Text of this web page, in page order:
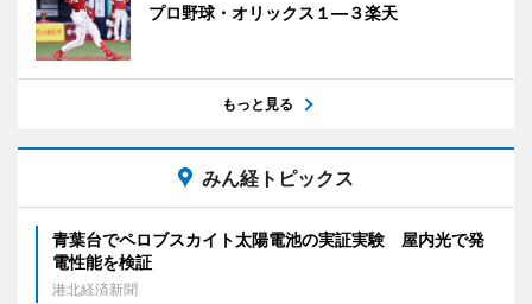
プロ野球・オリックス１―３楽天
もっと見る
みん経トピックス
青葉台でペロブスカイト太陽電池の実証実験 屋内光で発
電性能を検証
港北経済新聞